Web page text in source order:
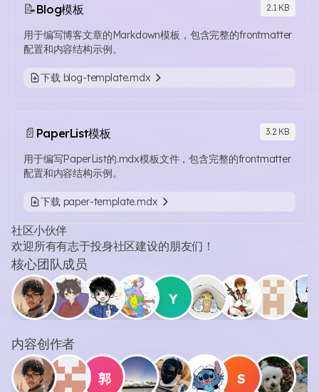
📝Blog模板 2.1 KB
用于编写博客文章的Markdown模板，包含完整的frontmatter
配置和内容结构示例。
下载 blog-template.mdx
📄 PaperList模板 3.2 KB
用于编写PaperList的.mdx模板文件，包含完整的frontmatter
配置和内容结构示例。
下载 paper-template.mdx
社区小伙伴
欢迎所有有志于投身社区建设的朋友们！
核心团队成员
Y
内容创作者
郭 S